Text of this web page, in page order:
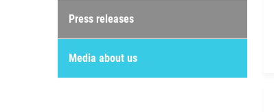
Press releases
Media about us